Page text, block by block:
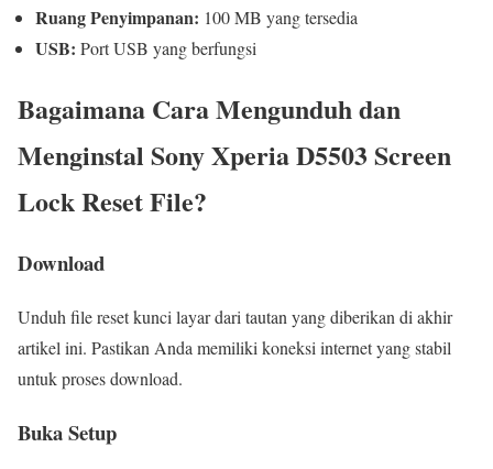
Ruang Penyimpanan: 100 MB yang tersedia
USB: Port USB yang berfungsi
Bagaimana Cara Mengunduh dan
Menginstal Sony Xperia D5503 Screen
Lock Reset File?
Download
Unduh file reset kunci layar dari tautan yang diberikan di akhir
artikel ini. Pastikan Anda memiliki koneksi internet yang stabil
untuk proses download.
Buka Setup